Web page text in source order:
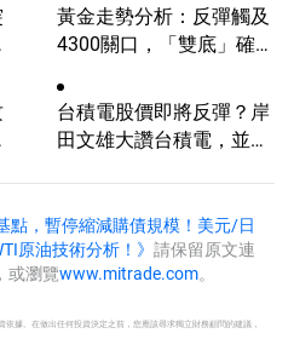
黃金走勢分析：反彈觸及
4300關口，「雙底」確立
台積電股價即將反彈？岸
田文雄大讚台積電，並提
點，暫停縮減購債規模！美元/日
原油技術分析！》 請保留原文連
，或瀏覽www.mitrade.com。
據。在做出任何投資決定之前，您應該尋求獨立財務顧問的建議，